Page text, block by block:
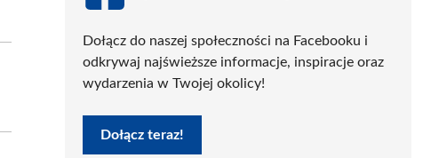
Dołącz do naszej społeczności na Facebooku i
odkrywaj najświeższe informacje, inspiracje oraz
wydarzenia w Twojej okolicy!
Dołącz teraz!